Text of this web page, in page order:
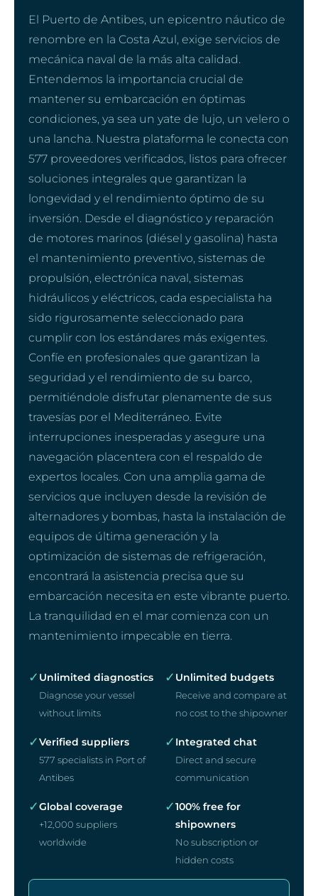
El Puerto de Antibes, un epicentro náutico de
renombre en la Costa Azul, exige servicios de
mecánica naval de la más alta calidad.
Entendemos la importancia crucial de
mantener su embarcación en óptimas
condiciones, ya sea un yate de lujo, un velero o
una lancha. Nuestra plataforma le conecta con
577 proveedores verificados, listos para ofrecer
soluciones integrales que garantizan la
longevidad y el rendimiento óptimo de su
inversión. Desde el diagnóstico y reparación
de motores marinos (diésel y gasolina) hasta
el mantenimiento preventivo, sistemas de
propulsión, electrónica naval, sistemas
hidráulicos y eléctricos, cada especialista ha
sido rigurosamente seleccionado para
cumplir con los estándares más exigentes.
Confíe en profesionales que garantizan la
seguridad y el rendimiento de su barco,
permitiéndole disfrutar plenamente de sus
travesías por el Mediterráneo. Evite
interrupciones inesperadas y asegure una
navegación placentera con el respaldo de
expertos locales. Con una amplia gama de
servicios que incluyen desde la revisión de
alternadores y bombas, hasta la instalación de
equipos de última generación y la
optimización de sistemas de refrigeración,
encontrará la asistencia precisa que su
embarcación necesita en este vibrante puerto.
La tranquilidad en el mar comienza con un
mantenimiento impecable en tierra.
✓ Unlimited diagnostics
Diagnose your vessel
without limits
✓ Unlimited budgets
Receive and compare at
no cost to the shipowner
✓Verified suppliers
577 specialists in Port of
Antibes
✓ Integrated chat
Direct and secure
communication
✓Global coverage
+12,000 suppliers
worldwide
✓100% free for
shipowners
No subscription or
hidden costs